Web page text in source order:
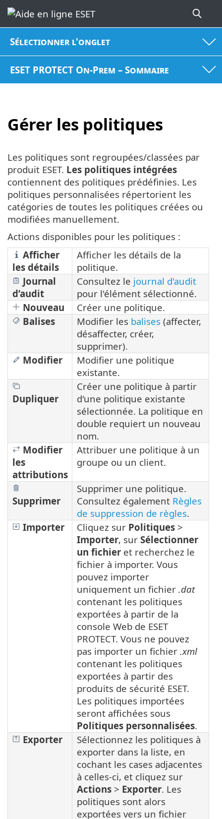
Sélectionner l'onglet
ESET PROTECT On-Prem – Sommaire
Gérer les politiques
Les politiques sont regroupées/classées par
produit ESET. Les politiques intégrées
contiennent des politiques prédéfinies. Les
politiques personnalisées répertorient les
catégories de toutes les politiques créées ou
modifiées manuellement.
Actions disponibles pour les politiques :
Afficher
les détails
Afficher les détails de la
politique.
Journal
d’audit
Consultez le journal d'audit
pour l'élément sélectionné.
Nouveau
Créer une politique.
Balises
Modifier les balises (affecter,
désaffecter, créer,
supprimer).
Modifier
Modifier une politique
existante.
Dupliquer
Créer une politique à partir
d'une politique existante
sélectionnée. La politique en
double requiert un nouveau
nom.
Modifier
les
attributions
Attribuer une politique à un
groupe ou un client.
Supprimer
Supprimer une politique.
Consultez également Règles
de suppression de règles.
Importer
Cliquez sur Politiques >
Importer, sur Sélectionner
un fichier et recherchez le
fichier à importer. Vous
pouvez importer
uniquement un fichier .dat
contenant les politiques
exportées à partir de la
console Web de ESET
PROTECT. Vous ne pouvez
pas importer un fichier .xml
contenant les politiques
exportées à partir des
produits de sécurité ESET.
Les politiques importées
seront affichées sous
Politiques personnalisées.
Exporter
Sélectionnez les politiques à
exporter dans la liste, en
cochant les cases adjacentes
à celles-ci, et cliquez sur
Actions > Exporter. Les
politiques sont alors
exportées vers un fichier